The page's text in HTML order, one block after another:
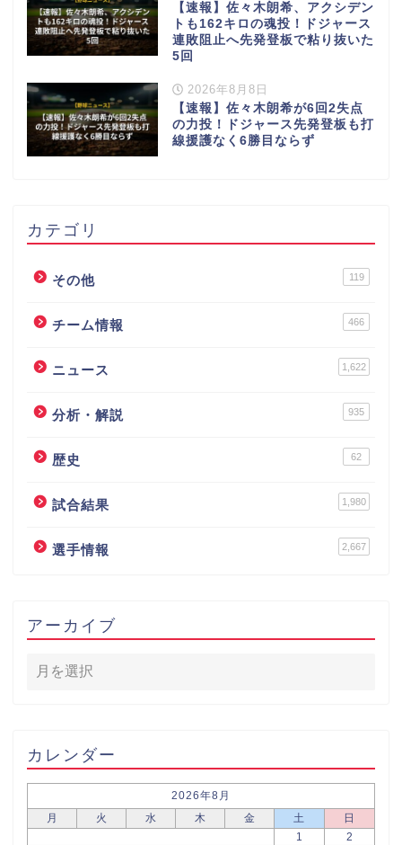
【速報】佐々木朗希、アクシデン
トも162キロの魂投！ドジャース
連敗阻止へ先発登板で粘り抜いた
5回
2026年8月8日
【速報】佐々木朗希が6回2失点
の力投！ドジャース先発登板も打
線援護なく6勝目ならず
カテゴリ
その他 119
チーム情報 466
ニュース 1,622
分析・解説 935
歴史 62
試合結果 1,980
選手情報 2,667
アーカイブ
カレンダー
2026年8月
月
火 水 木 金 土
日
1
2